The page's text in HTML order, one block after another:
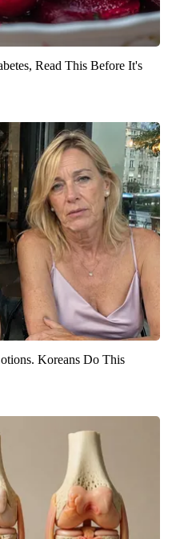
Read This Before It's
Koreans Do This